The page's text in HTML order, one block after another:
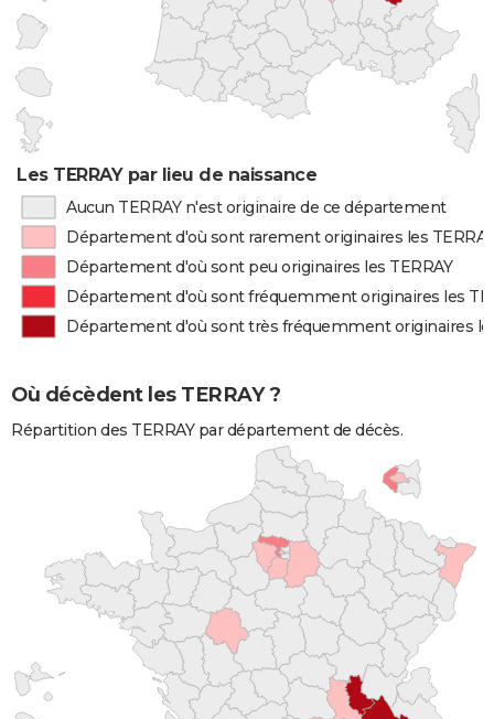
Les TERRAY par lieu de naissance
Aucun TERRAY n'est originaire de ce département
Département d'où sont rarement originaires les TERRAY
Département d'où sont peu originaires les TERRAY
Département d'où sont fréquemment originaires les
Département d'où sont très fréquemment originaires
Où décèdent les TERRAY ?
Répartition des TERRAY par département de décès.